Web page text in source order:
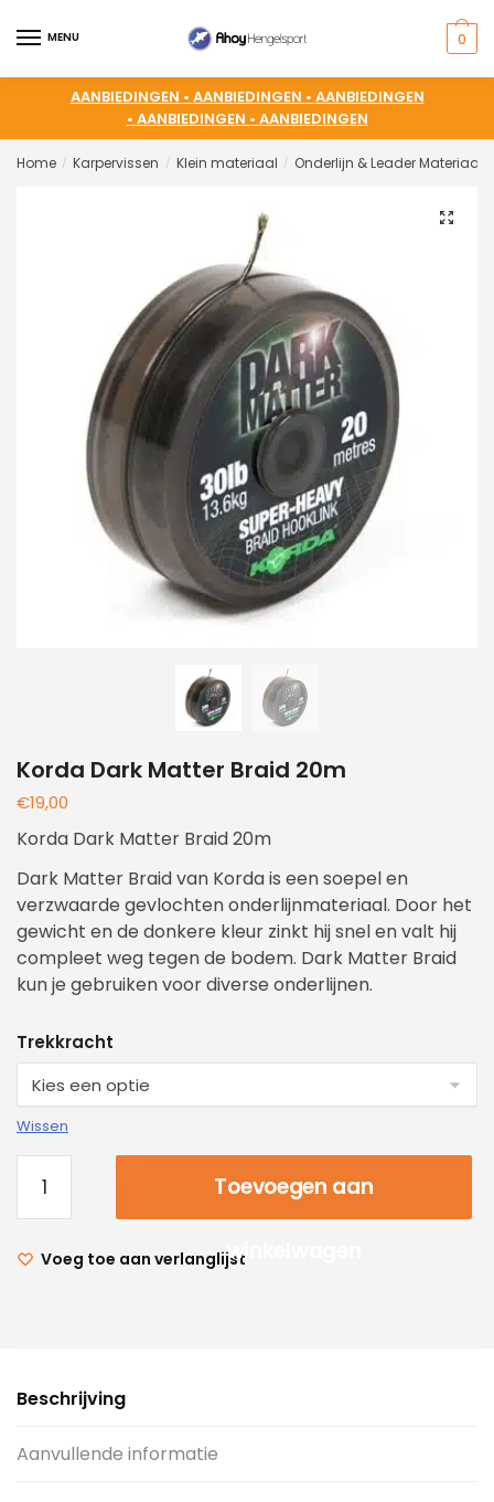
MENU 0
AANBIEDINGEN • AANBIEDINGEN • AANBIEDINGEN
• AANBIEDINGEN • AANBIEDINGEN
Home / Karpervissen / Klein materiaal / Onderlijn & Leader Materiaal
🔍
Korda Dark Matter Braid 20m
€19,00
Korda Dark Matter Braid 20m
Dark Matter Braid van Korda is een soepel en
verzwaarde gevlochten onderlijnmateriaal. Door het
gewicht en de donkere kleur zinkt hij snel en valt hij
compleet weg tegen de bodem. Dark Matter Braid
kun je gebruiken voor diverse onderlijnen.
Trekkracht
Wissen
Toevoegen aan
winkelwagen
Voeg toe aan verlanglijst
Beschrijving
Aanvullende informatie